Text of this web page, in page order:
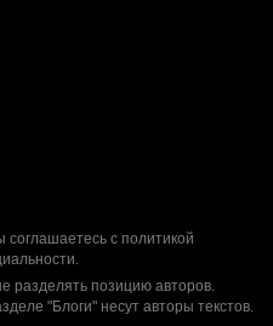
соглашаетесь с политикой
.
разделять позицию авторов.
"Блоги" несут авторы текстов.